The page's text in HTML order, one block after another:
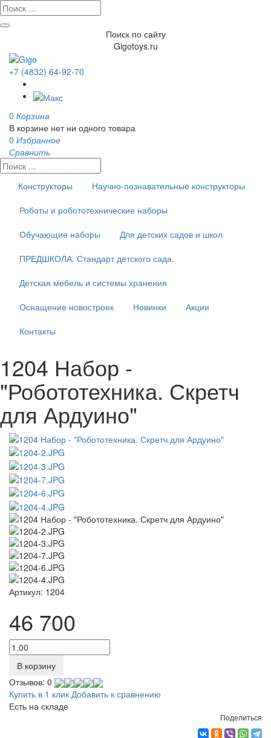
Поиск по сайту
Gigotoys.ru
+7 (4832) 64-92-70
0 Корзина
В корзине нет ни одного товара
0 Избранное
Сравнить
Конструкторы
Научно-познавательные конструкторы
Роботы и робототехнические наборы
Обучающие наборы
Для детских садов и школ
ПРЕДШКОЛА. Стандарт детского сада.
Детская мебель и системы хранения
Оснащение новостроек
Новинки
Акции
Контакты
1204 Набор -
"Робототехника. Скретч
для Ардуино"
Артикул: 1204
46 700
В корзину
Отзывов: 0
Купить в 1 клик Добавить к сравнению
Есть на складе
Поделиться